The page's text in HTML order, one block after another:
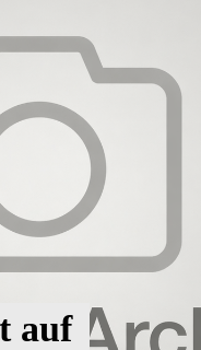
auf